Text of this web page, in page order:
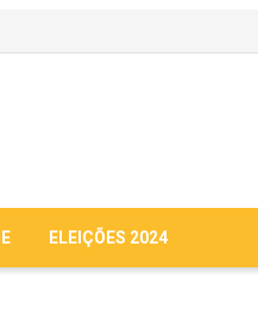
ELEIÇÕES 2024